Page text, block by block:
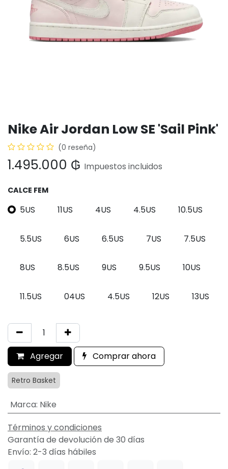
Nike Air Jordan Low SE 'Sail Pink'
(0 reseña)
1.495.000 ₲ Impuestos incluidos
CALCE FEM
5US 11US 4US 4.5US 10.5US
5.5US 6US 6.5US 7US 7.5US
8US 8.5US 9US 9.5US 10US
11.5US 04US 4.5US 12US 13US
Agregar Comprar ahora
Retro Basket
Marca: Nike
Términos y condiciones
Garantía de devolución de 30 días
Envío: 2-3 días hábiles